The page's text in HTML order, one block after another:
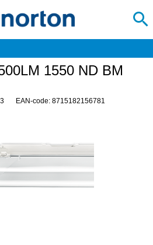
1550 ND BM
EAN-code: 8715182156781